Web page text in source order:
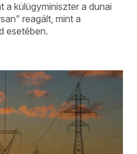
a külügyminiszter a dunai
reagált, mint a
esetében.